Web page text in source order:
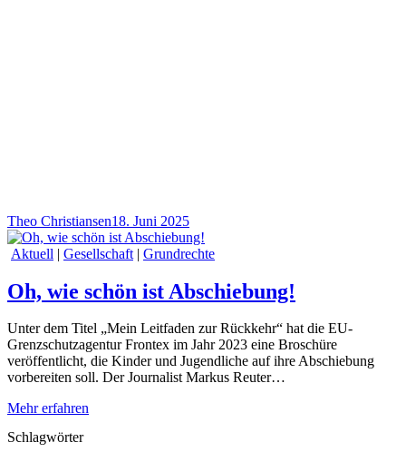
Theo Christiansen18. Juni 2025
Aktuell | Gesellschaft | Grundrechte
Oh, wie schön ist Abschiebung!
Unter dem Titel „Mein Leitfaden zur Rückkehr“ hat die EU-
Grenzschutzagentur Frontex im Jahr 2023 eine Broschüre
veröffentlicht, die Kinder und Jugendliche auf ihre Abschiebung
vorbereiten soll. Der Journalist Markus Reuter…
Mehr erfahren
Schlagwörter